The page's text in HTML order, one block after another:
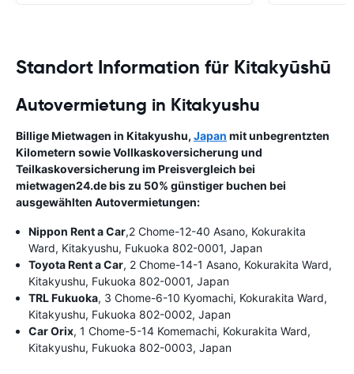
Standort Information für Kitakyūshū
Autovermietung in Kitakyushu
Billige Mietwagen in Kitakyushu, Japan mit unbegrentzten
Kilometern sowie Vollkaskoversicherung und
Teilkaskoversicherung im Preisvergleich bei
mietwagen24.de bis zu 50% günstiger buchen bei
ausgewählten Autovermietungen:
Nippon Rent a Car,2 Chome-12-40 Asano, Kokurakita
Ward, Kitakyushu, Fukuoka 802-0001, Japan
Toyota Rent a Car, 2 Chome-14-1 Asano, Kokurakita Ward,
Kitakyushu, Fukuoka 802-0001, Japan
TRL Fukuoka, 3 Chome-6-10 Kyomachi, Kokurakita Ward,
Kitakyushu, Fukuoka 802-0002, Japan
Car Orix, 1 Chome-5-14 Komemachi, Kokurakita Ward,
Kitakyushu, Fukuoka 802-0003, Japan